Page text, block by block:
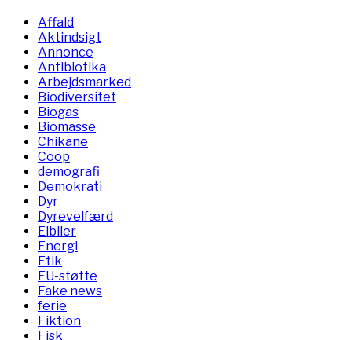
Affald
Aktindsigt
Annonce
Antibiotika
Arbejdsmarked
Biodiversitet
Biogas
Biomasse
Chikane
Coop
demografi
Demokrati
Dyr
Dyrevelfærd
Elbiler
Energi
Etik
EU-støtte
Fake news
ferie
Fiktion
Fisk